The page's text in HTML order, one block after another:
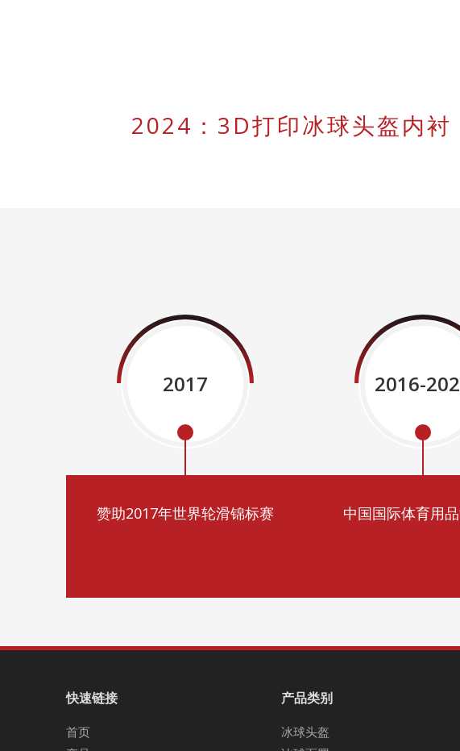
2024：3D打印冰球头盔内衬
2017
赞助2017年世界轮滑锦标赛
2016-
中国国际体育用
快速链接
首页
产品类别
冰球头盔